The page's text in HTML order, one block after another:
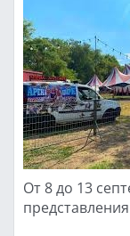
От 8 до 13